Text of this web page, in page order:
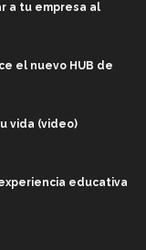
a tu empresa al
el nuevo HUB de
vida (video)
educativa